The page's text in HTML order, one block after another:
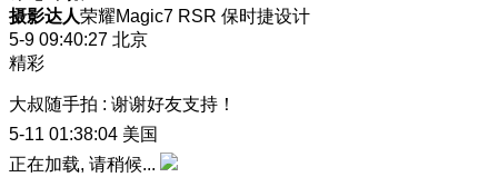
摄影达人荣耀Magic7 RSR 保时捷设计
5-9 09:40:27 北京
精彩
大叔随手拍 : 谢谢好友支持！
5-11 01:38:04 美国
正在加载, 请稍候...